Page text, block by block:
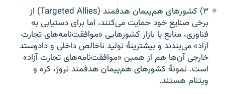
۳) کشورهای هم‌پیمان هدفمند (Targeted Allies) از
برخی صنایع خود حمایت می‌کنند، اما برای دستیابی به
فناوری، منابع یا بازار کشورهایی «موافقت‌نامه‌های تجارت
آزاد» می‌بندند و بیشترینهٔ تولید ناخالص داخلی و دادوستد
خارجی آن‌ها هم از همین «موافقت‌نامه‌های تجارت آزاد»
است. نمونهٔ کشورهای هم‌پیمان هدفمند نروژ، کره و
ویتنام هستند.